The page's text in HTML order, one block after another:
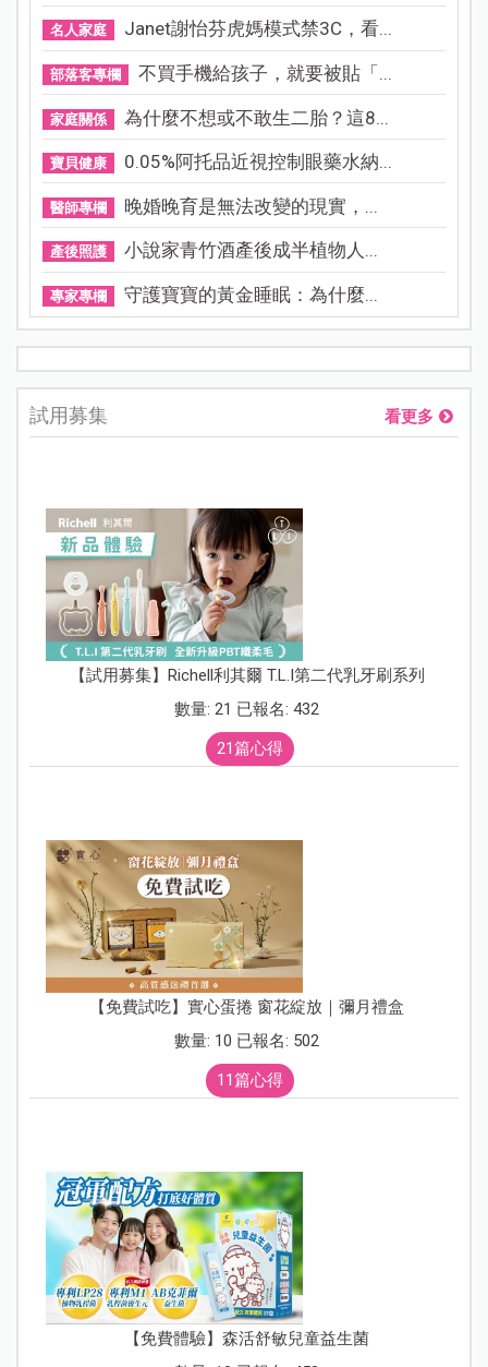
名人家庭 Janet謝怡芬虎媽模式禁3C，看...
部落客專欄 不買手機給孩子，就要被貼「...
家庭關係 為什麼不想或不敢生二胎？這8...
寶貝健康 0.05%阿托品近視控制眼藥水納...
醫師專欄 晚婚晚育是無法改變的現實，...
產後照護 小說家青竹酒產後成半植物人...
專家專欄 守護寶寶的黃金睡眠：為什麼...
試用募集 看更多
【試用募集】Richell利其爾 T.L.I第二代乳牙刷系列
數量: 21 已報名: 432
21篇心得
【免費試吃】實心蛋捲 窗花綻放｜彌月禮盒
數量: 10 已報名: 502
11篇心得
【免費體驗】森活舒敏兒童益生菌